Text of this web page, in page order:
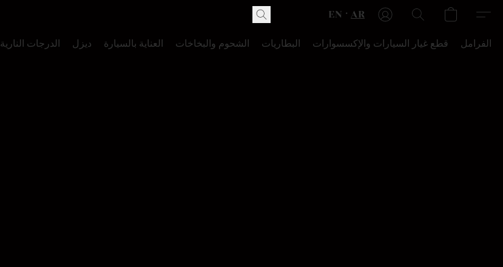
EN AR
الدرجات النارية ديزل العناية بالسيارة الشحوم والبخاخات البطاريات قطع غيار السيارات والإكسسوارات الفرامل